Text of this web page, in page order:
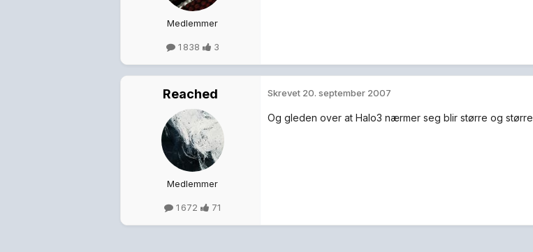
Medlemmer
1 838 3
Reached
Medlemmer
1 672 71
Skrevet 20. september 2007
Og gleden over at Halo3 nærmer seg blir større og større